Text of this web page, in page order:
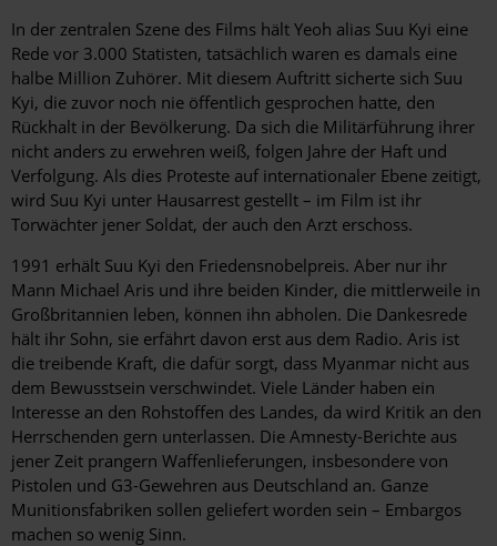
In der zentralen Szene des Films hält Yeoh alias Suu Kyi eine
Rede vor 3.000 Statisten, tatsächlich waren es damals eine
halbe Million Zuhörer. Mit diesem Auftritt sicherte sich Suu
Kyi, die zuvor noch nie öffentlich gesprochen hatte, den
Rückhalt in der Bevölkerung. Da sich die Militärführung ihrer
nicht anders zu erwehren weiß, folgen Jahre der Haft und
Verfolgung. Als dies Proteste auf internationaler Ebene zeitigt,
wird Suu Kyi unter Hausarrest gestellt – im Film ist ihr
Torwächter jener Soldat, der auch den Arzt erschoss.
1991 erhält Suu Kyi den Friedensnobelpreis. Aber nur ihr
Mann Michael Aris und ihre beiden Kinder, die mittlerweile in
Großbritannien ­leben, können ihn abholen. Die Dankesrede
hält ihr Sohn, sie ­erfährt davon erst aus dem Radio. Aris ist
die treibende Kraft, die dafür sorgt, dass Myanmar nicht aus
dem Bewusstsein verschwindet. Viele Länder haben ein
Interesse an den Rohstoffen des Landes, da wird Kritik an den
Herrschenden gern unterlassen. Die Amnesty-Berichte aus
jener Zeit prangern Waffenlieferungen, insbesondere von
Pistolen und G3-Gewehren aus Deutschland an. Ganze
Munitionsfabriken sollen geliefert worden sein – Embargos
machen so wenig Sinn.